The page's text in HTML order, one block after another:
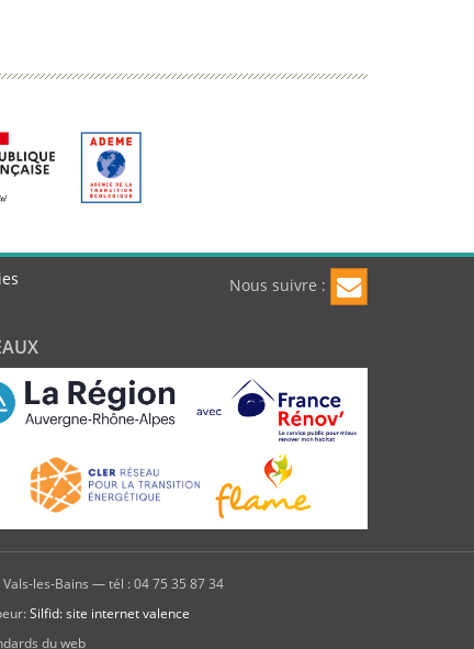
Nous suivre :
les-Bains — tél : 04 75 35 87 34
Silfid: site internet valence
du web